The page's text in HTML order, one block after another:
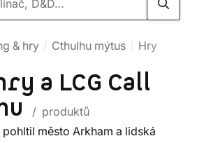
& hry Cthulhu mýtus Hry
a LCG Call
/ produktů
město Arkham a lidská